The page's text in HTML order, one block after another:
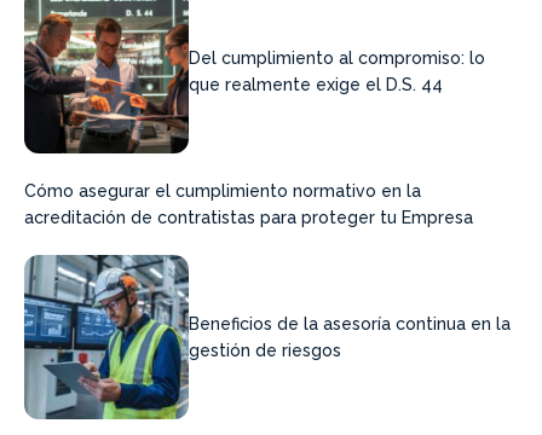
Del cumplimiento al compromiso: lo
que realmente exige el D.S. 44
Cómo asegurar el cumplimiento normativo en la
acreditación de contratistas para proteger tu Empresa
Beneficios de la asesoría continua en la
gestión de riesgos